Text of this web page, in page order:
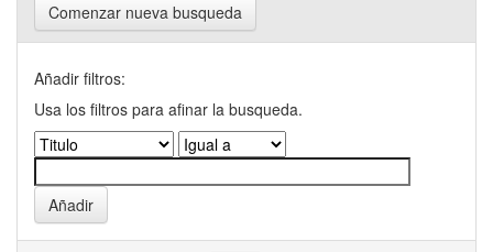
Comenzar nueva busqueda
Añadir filtros:
Usa los filtros para afinar la busqueda.